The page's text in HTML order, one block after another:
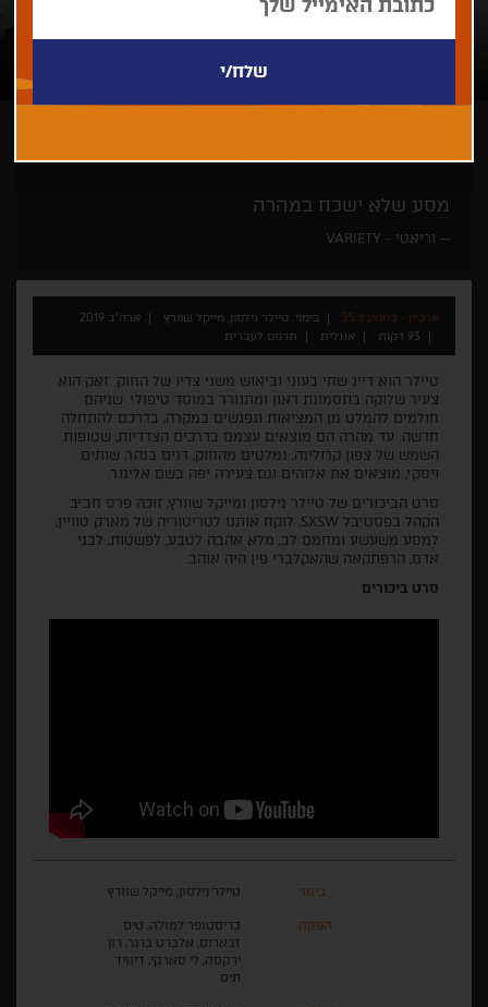
מסע שלא ישכח במהרה
וריאטי - VARIETY
ארכיון - פסטיבל 35 בימוי: טיילר נילסון, מייקל שוורץ
ארה"ב 2019
93 דקות
אנגלית תרגום לעברית
טיילר הוא דייג שחי בעוני וביאוש משני צדיו של החוק. זאק הוא
צעיר שלוקה בתסמונת דאון ומתגורר במוסד טיפולי. שניהם
חולמים להמלט מן המציאות ונפגשים במקרה, בדרכם להתחלה
חדשה. עד מהרה הם מוצאים עצמם בדרכים הצדדיות, שטופות
השמש של צפון קרולינה, נמלטים מהחוק, דגים בנהר, שותים
ויסקי, מוצאים את אלוהים וגם צעירה יפה בשם אלינור.
סרט הביכורים של טיילר נילסון ומייקל שוורץ, זוכה פרס חביב
הקהל בפסטיבל SXSW, לוקח אותנו לטריטוריה של מארק טוויין,
למסע משעשע ומחמם לב, מלא אהבה לטבע, לפשטות, לבני
אדם, הרפתקאה שהאקלברי פין היה אוהב.
סרט ביכורים
בימוי טיילר נילסון, מייקל שוורץ
הפקה
כריסטופר למולה, טים
זבארוס, אלברט ברגר, רון
ירקסה, לי סארקי, דיוויד
תיס